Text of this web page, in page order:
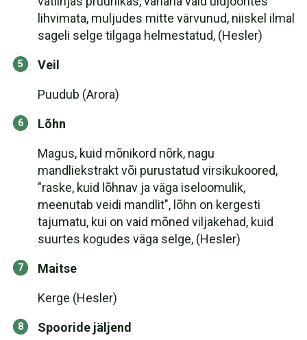
lihvimata, muljudes mitte värvunud, niiskel ilmal
sageli selge tilgaga helmestatud, (Hesler)
Veil
Puudub (Arora)
Lõhn
Magus, kuid mõnikord nõrk, nagu
mandliekstrakt või purustatud virsikukoored,
"raske, kuid lõhnav ja väga iseloomulik,
meenutab veidi mandlit", lõhn on kergesti
tajumatu, kui on vaid mõned viljakehad, kuid
suurtes kogudes väga selge, (Hesler)
Maitse
Kerge (Hesler)
Spooride jäljend